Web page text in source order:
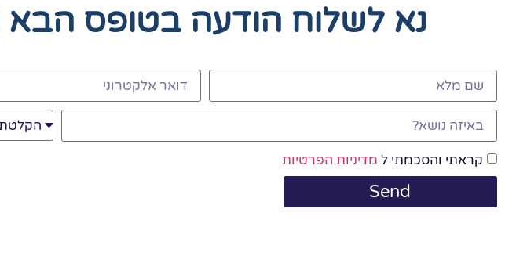
נא לשלוח הודעה בטופס הבא
קראתי והסכמתי ל מדיניות הפרטיות
Send